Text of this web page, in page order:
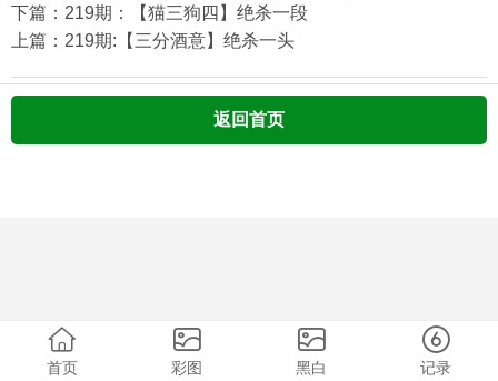
下篇：219期：【猫三狗四】绝杀一段
上篇：219期:【三分酒意】绝杀一头
返回首页
首页 彩图 黑白 记录